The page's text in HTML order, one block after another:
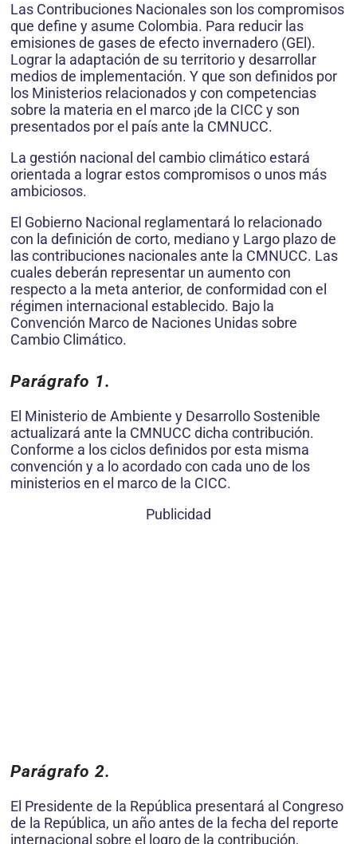
Las Contribuciones Nacionales son los compromisos
que define y asume Colombia. Para reducir las
emisiones de gases de efecto invernadero (GEl).
Lograr la adaptación de su territorio y desarrollar
medios de implementación. Y que son definidos por
los Ministerios relacionados y con competencias
sobre la materia en el marco ¡de la CICC y son
presentados por el país ante la CMNUCC.
La gestión nacional del cambio climático estará
orientada a lograr estos compromisos o unos más
ambiciosos.
El Gobierno Nacional reglamentará lo relacionado
con la definición de corto, mediano y Largo plazo de
las contribuciones nacionales ante la CMNUCC. Las
cuales deberán representar un aumento con
respecto a la meta anterior, de conformidad con el
régimen internacional establecido. Bajo la
Convención Marco de Naciones Unidas sobre
Cambio Climático.
Parágrafo 1.
El Ministerio de Ambiente y Desarrollo Sostenible
actualizará ante la CMNUCC dicha contribución.
Conforme a los ciclos definidos por esta misma
convención y a lo acordado con cada uno de los
ministerios en el marco de la CICC.
Publicidad
Parágrafo 2.
El Presidente de la República presentará al Congreso
de la República, un año antes de la fecha del reporte
internacional sobre el logro de la contribución,